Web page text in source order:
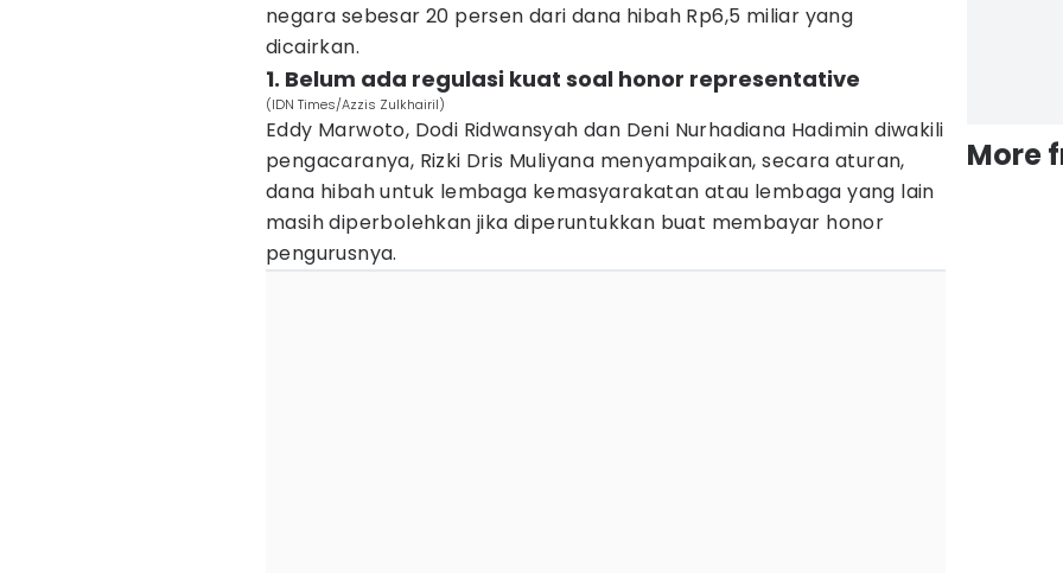
negara sebesar 20 persen dari dana hibah Rp6,5 miliar yang
dicairkan.
1. Belum ada regulasi kuat soal honor representative
(IDN Times/Azzis Zulkhairil)
Eddy Marwoto, Dodi Ridwansyah dan Deni Nurhadiana Hadimin diwakili
pengacaranya, Rizki Dris Muliyana menyampaikan, secara aturan,
dana hibah untuk lembaga kemasyarakatan atau lembaga yang lain
masih diperbolehkan jika diperuntukkan buat membayar honor
pengurusnya.
More